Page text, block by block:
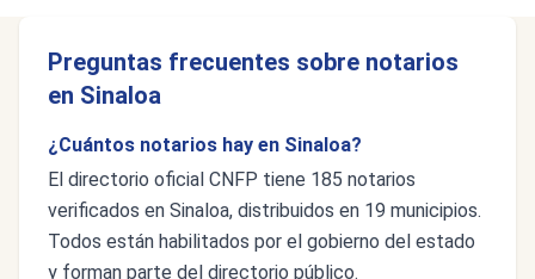
Preguntas frecuentes sobre notarios
en Sinaloa
¿Cuántos notarios hay en Sinaloa?
El directorio oficial CNFP tiene 185 notarios
verificados en Sinaloa, distribuidos en 19 municipios.
Todos están habilitados por el gobierno del estado
y forman parte del directorio público.